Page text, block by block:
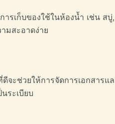
ารเก็บของใช้ในห้องน้ำ เช่น
มสะอาดง่าย
ะช่วยให้การจัดการเอกสาร
ระเบียบ